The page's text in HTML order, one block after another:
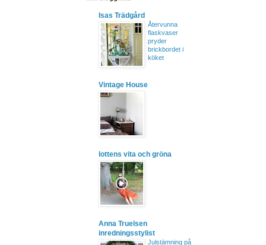
Isas Trädgård
Återvunna
flaskvaser
pryder
brickbordet i
köket
Vintage House
lottens vita och gröna
Anna Truelsen
inredningsstylist
Julstämning på